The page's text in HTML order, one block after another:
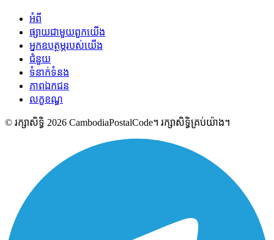
អំពី
ផ្សាយជាមួយពួកយើង
អ្នកឧបត្ថម្ភរបស់យើង
ជំនួយ
ទំនាក់ទំនង
ភាពឯកជន
លក្ខខណ្ឌ
© រក្សាសិទ្ធិ 2026 CambodiaPostalCode។ រក្សាសិទ្ធិគ្រប់យ៉ាង។